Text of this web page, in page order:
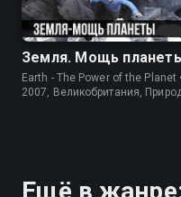
Земля. Мощь
Earth - The Power of the Planet •
2007, Великобритания,
Ещё в